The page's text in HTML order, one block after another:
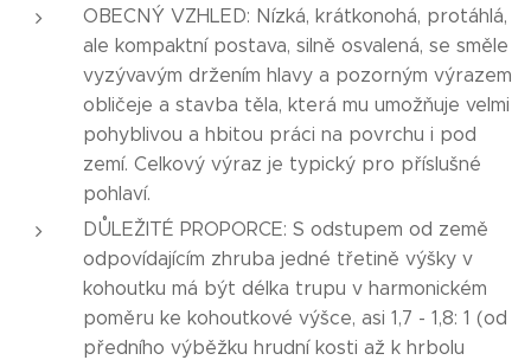
OBECNÝ VZHLED: Nízká, krátkonohá, protáhlá,
ale kompaktní postava, silně osvalená, se směle
vyzývavým držením hlavy a pozorným výrazem
obličeje a stavba těla, která mu umožňuje velmi
pohyblivou a hbitou práci na povrchu i pod
zemí. Celkový výraz je typický pro příslušné
pohlaví.
DŮLEŽITÉ PROPORCE: S odstupem od země
odpovídajícím zhruba jedné třetině výšky v
kohoutku má být délka trupu v harmonickém
poměru ke kohoutkové výšce, asi 1,7 - 1,8: 1 (od
předního výběžku hrudní kosti až k hrbolu